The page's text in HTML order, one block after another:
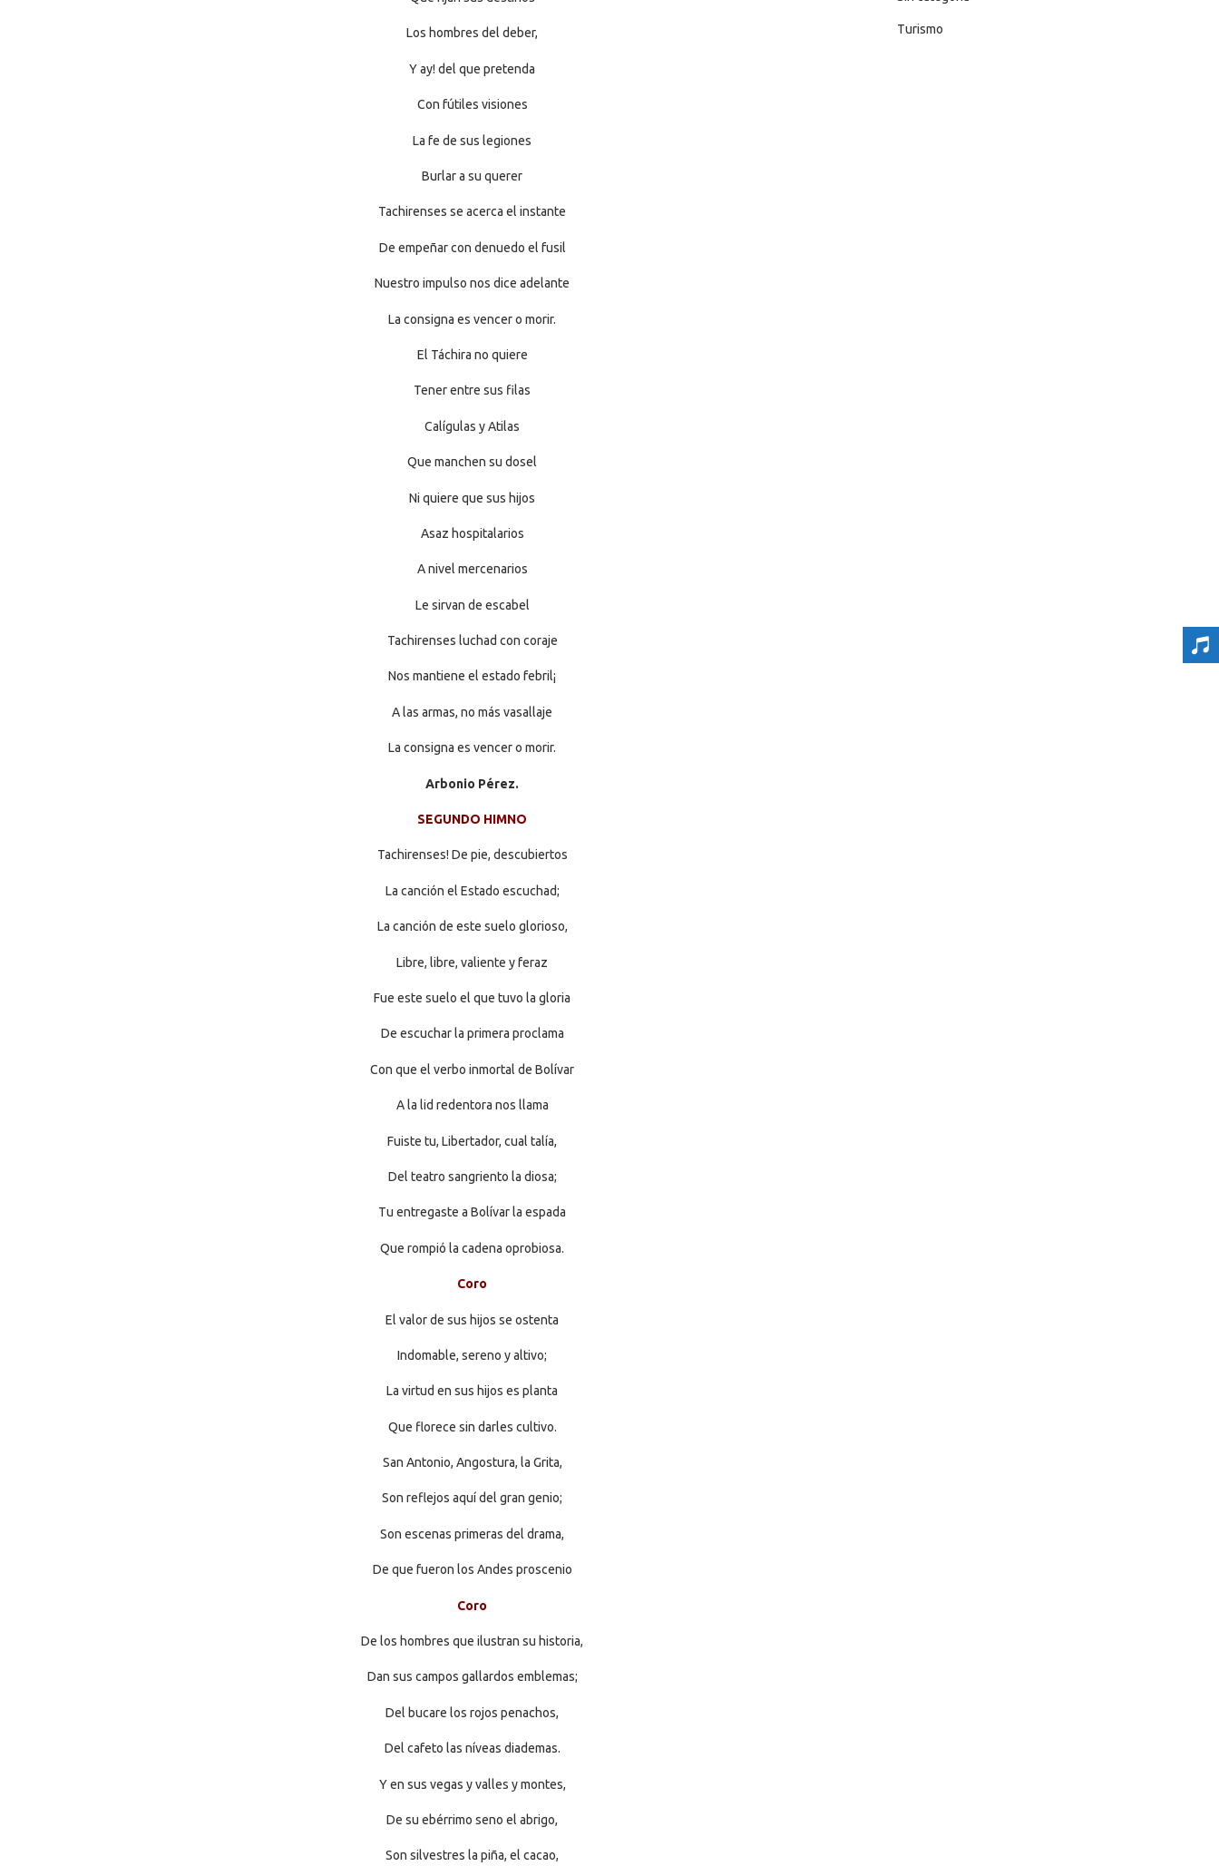
Los hombres del deber,
Y ay! del que pretenda
Con fútiles visiones
La fe de sus legiones
Burlar a su querer
Tachirenses se acerca el instante
De empeñar con denuedo el fusil
Nuestro impulso nos dice adelante
La consigna es vencer o morir.
El Táchira no quiere
Tener entre sus filas
Calígulas y Atilas
Que manchen su dosel
Ni quiere que sus hijos
Asaz hospitalarios
A nivel mercenarios
Le sirvan de escabel
Tachirenses luchad con coraje
Nos mantiene el estado febril¡
A las armas, no más vasallaje
La consigna es vencer o morir.
Arbonio Pérez.
SEGUNDO HIMNO
Tachirenses! De pie, descubiertos
La canción el Estado escuchad;
La canción de este suelo glorioso,
Libre, libre, valiente y feraz
Fue este suelo el que tuvo la gloria
De escuchar la primera proclama
Con que el verbo inmortal de Bolívar
A la lid redentora nos llama
Fuiste tu, Libertador, cual talía,
Del teatro sangriento la diosa;
Tu entregaste a Bolívar la espada
Que rompió la cadena oprobiosa.
Coro
El valor de sus hijos se ostenta
Indomable, sereno y altivo;
La virtud en sus hijos es planta
Que florece sin darles cultivo.
San Antonio, Angostura, la Grita,
Son reflejos aquí del gran genio;
Son escenas primeras del drama,
De que fueron los Andes proscenio
Coro
De los hombres que ilustran su historia,
Dan sus campos gallardos emblemas;
Del bucare los rojos penachos,
Del cafeto las níveas diademas.
Y en sus vegas y valles y montes,
De su ebérrimo seno el abrigo,
Son silvestres la piña, el cacao,
Turismo